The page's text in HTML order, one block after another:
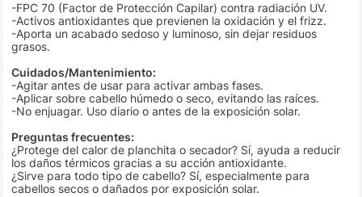
-FPC 70 (Factor de Protección Capilar) contra radiación UV.
-Activos antioxidantes que previenen la oxidación y el frizz.
-Aporta un acabado sedoso y luminoso, sin dejar residuos
grasos.
Cuidados/Mantenimiento:
-Agitar antes de usar para activar ambas fases.
-Aplicar sobre cabello húmedo o seco, evitando las raíces.
-No enjuagar. Uso diario o antes de la exposición solar.
Preguntas frecuentes:
¿Protege del calor de planchita o secador? Sí, ayuda a reducir
los daños térmicos gracias a su acción antioxidante.
¿Sirve para todo tipo de cabello? Sí, especialmente para
cabellos secos o dañados por exposición solar.